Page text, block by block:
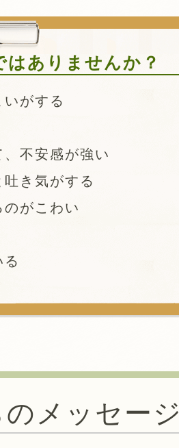
ありませんか？
がする
不安感が強い
き気がする
がこわい
メッセージ